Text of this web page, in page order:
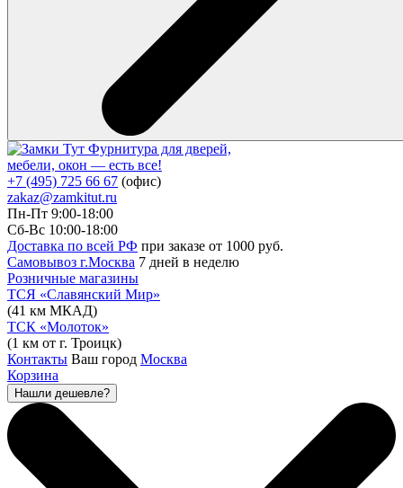
Фурнитура для дверей,
мебели, окон — есть все!
+7 (495) 725 66 67 (офис)
zakaz@zamkitut.ru
Пн-Пт 9:00-18:00
Сб-Вс 10:00-18:00
Доставка по всей РФ при заказе от 1000 руб.
Самовывоз г.Москва 7 дней в неделю
Розничные магазины
ТСЯ «Славянский Мир»
(41 км МКАД)
ТСК «Молоток»
(1 км от г. Троицк)
Контакты Ваш город Москва
Корзина
Нашли дешевле?